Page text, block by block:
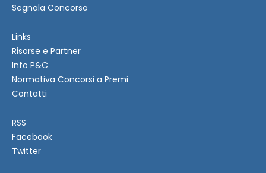
Segnala Concorso
Links
Risorse e Partner
Info P&C
Normativa Concorsi a Premi
Contatti
RSS
Facebook
Twitter